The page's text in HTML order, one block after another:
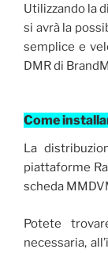
Utilizzando la
si avrà la
semplice e
DMR di
Come
La
piattaforme
scheda
Potete
necessaria,